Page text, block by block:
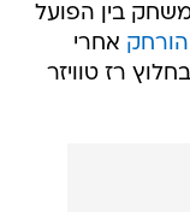
בין הפועל
הורחק אחרי
רז טוויזר